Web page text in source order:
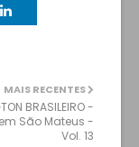
MAIS RECENTES
BRASILEIRO -
São Mateus -
Vol. 13